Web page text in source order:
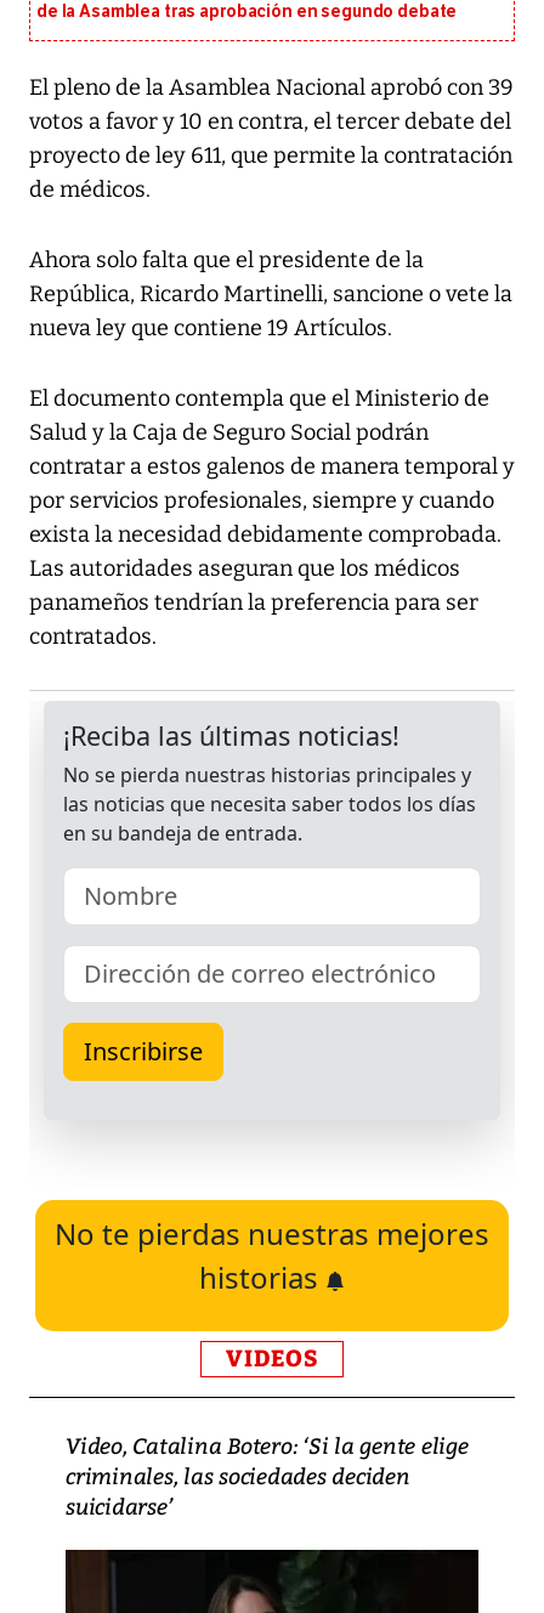
de la Asamblea tras aprobación en segundo debate
El pleno de la Asamblea Nacional aprobó con 39
votos a favor y 10 en contra, el tercer debate del
proyecto de ley 611, que permite la contratación
de médicos.
Ahora solo falta que el presidente de la
República, Ricardo Martinelli, sancione o vete la
nueva ley que contiene 19 Artículos.
El documento contempla que el Ministerio de
Salud y la Caja de Seguro Social podrán
contratar a estos galenos de manera temporal y
por servicios profesionales, siempre y cuando
exista la necesidad debidamente comprobada.
Las autoridades aseguran que los médicos
panameños tendrían la preferencia para ser
contratados.
No te pierdas nuestras mejores
historias
VIDEOS
Video, Catalina Botero: ‘Si la gente elige
criminales, las sociedades deciden
suicidarse’